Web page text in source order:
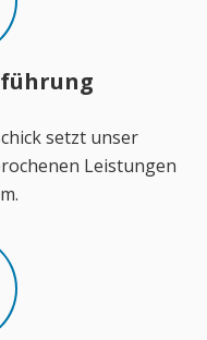
setzt unser
Leistungen